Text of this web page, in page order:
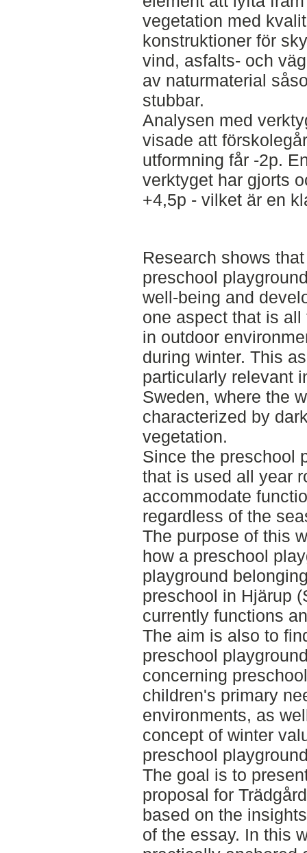
vegetation med
konstruktioner för
vind, asfalts- och
av naturmaterial
stubbar.
Analysen med
visade att
utformning får -2p.
verktyget har gjorts
+4,5p - vilket är en
Research shows
preschool
well-being and
one aspect that is
in outdoor
during winter. This
particularly relevant
Sweden, where the
characterized by
vegetation.
Since the preschool
that is used all year
accommodate
regardless of the
The purpose of this
how a preschool
playground
preschool in Hjärup
currently functions
The aim is also to
preschool
concerning
children's primary
environments, as
concept of winter
preschool
The goal is to
proposal for
based on the
of the essay. In this